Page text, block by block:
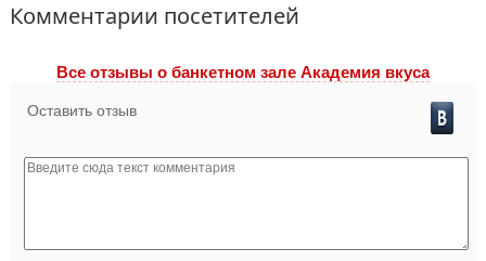
Комментарии посетителей
Все отзывы o банкетном зале Академия вкуса
Оставить отзыв